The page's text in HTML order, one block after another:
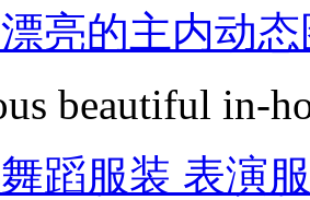
亮的主内动态
beautiful in-
蹈服装 表演